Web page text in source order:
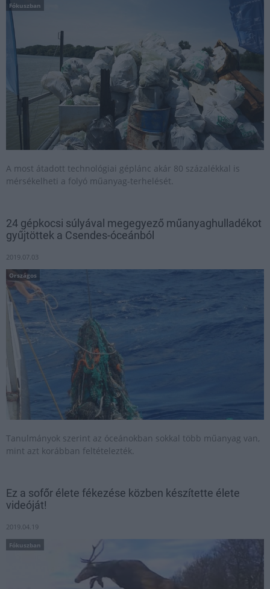
Fókuszban
A most átadott technológiai géplánc akár 80 százalékkal is
mérsékelheti a folyó műanyag-terhelését.
24 gépkocsi súlyával megegyező műanyaghulladékot
gyűjtöttek a Csendes-óceánból
2019.07.03
Országos
Tanulmányok szerint az óceánokban sokkal több műanyag van,
mint azt korábban feltételezték.
Ez a sofőr élete fékezése közben készítette élete
videóját!
2019.04.19
Fókuszban